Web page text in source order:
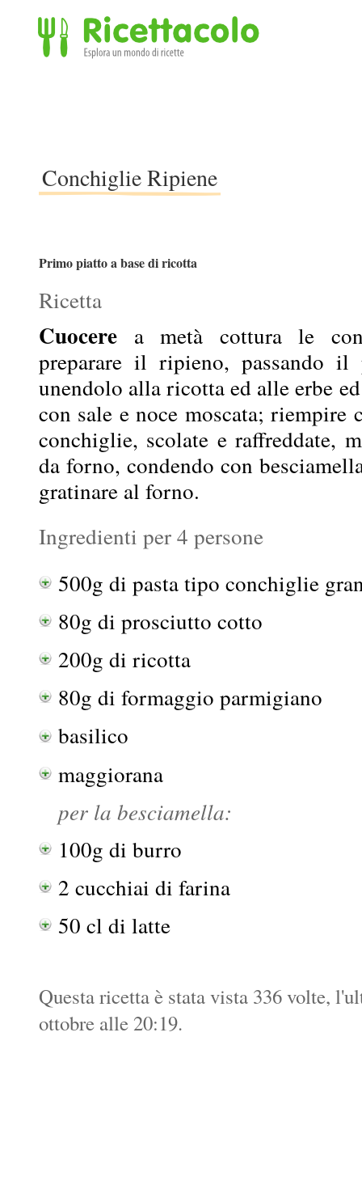
Conchiglie Ripiene
Primo piatto a base di ricotta
Ricetta
Cuocere a metà cottura le
preparare il ripieno, passando
unendolo alla ricotta ed alle erbe
con sale e noce moscata; riempire
conchiglie, scolate e raffreddate,
da forno, condendo con
gratinare al forno.
Ingredienti per 4 persone
500g di pasta tipo conchiglie
80g di prosciutto cotto
200g di ricotta
80g di formaggio parmigiano
basilico
maggiorana
per la besciamella:
100g di burro
2 cucchiai di farina
50 cl di latte
Questa ricetta è stata vista 336 volte,
ottobre alle 20:19.